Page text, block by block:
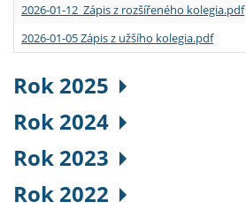
2026-01-12 Zápis z rozšířeného kolegia.pdf
2026-01-05 Zápis z užšího kolegia.pdf
Rok 2025
Rok 2024
Rok 2023
Rok 2022